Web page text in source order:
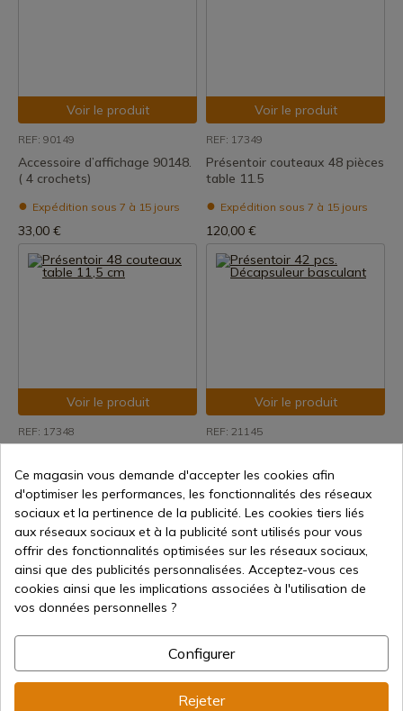
Voir le produit
REF: 90149
Accessoire d’affichage 90148.
( 4 crochets)
Expédition sous 7 à 15 jours
33,00 €
Voir le produit
REF: 17349
Présentoir couteaux 48 pièces
table 11.5
Expédition sous 7 à 15 jours
120,00 €
Voir le produit
REF: 17348
11,5 cm
Expédition sous 7 à 15 jours
120,00 €
Voir le produit
REF: 21145
Décapsuleur basculant
Expédition sous 7 à 15 jours
106,30 €
Ce magasin vous demande d'accepter les cookies afin
d'optimiser les performances, les fonctionnalités des réseaux
sociaux et la pertinence de la publicité. Les cookies tiers liés
aux réseaux sociaux et à la publicité sont utilisés pour vous
offrir des fonctionnalités optimisées sur les réseaux sociaux,
ainsi que des publicités personnalisées. Acceptez-vous ces
cookies ainsi que les implications associées à l'utilisation de
vos données personnelles ?
Configurer
Rejeter